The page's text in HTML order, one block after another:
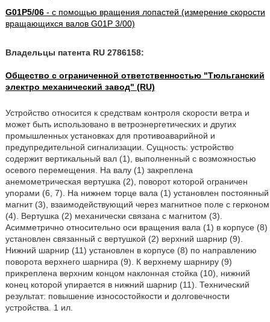
G01P5/06- с помощью вращения лопастей (измерение скорости
вращающихся валов G01P 3/00)
Владельцы патента RU 2786158:
Общество с ограниченной ответственностью "Тюльганский
электро механический завод" (RU)
Устройство относится к средствам контроля скорости ветра и
может быть использовано в ветроэнергетических и других
промышленных установках для противоаварийной и
предупредительной сигнализации. Сущность: устройство
содержит вертикальный вал (1), выполненный с возможностью
осевого перемещения. На валу (1) закреплена
анемометрическая вертушка (2), поворот которой ограничен
упорами (6, 7). На нижнем торце вала (1) установлен постоянный
магнит (3), взаимодействующий через магнитное поле с герконом
(4). Вертушка (2) механически связана с магнитом (3).
Асимметрично относительно оси вращения вала (1) в корпусе (8)
установлен связанный с вертушкой (2) верхний шарнир (9).
Нижний шарнир (11) установлен в корпусе (8) по направлению
поворота верхнего шарнира (9). К верхнему шарниру (9)
прикреплена верхним концом наклонная стойка (10), нижний
конец которой упирается в нижний шарнир (11). Технический
результат: повышение износостойкости и долговечности
устройства. 1 ил.